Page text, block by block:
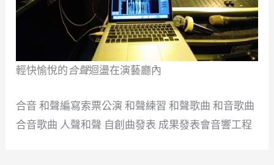
輕快愉悅的 合聲迴盪在演藝廳內
合音 和聲編寫索票公演 和聲練習 和聲歌曲 和音歌曲
合音歌曲 人聲和聲 自創曲發表 成果發表會音響工程